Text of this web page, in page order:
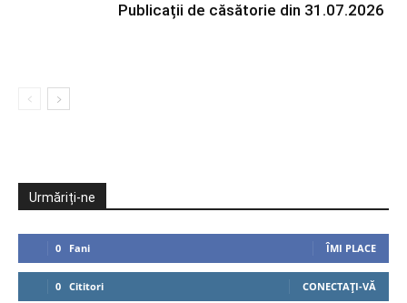
Publicații de căsătorie din 31.07.2026
Urmăriți-ne
0 Fani ÎMI PLACE
0 Cititori CONECTAȚI-VĂ